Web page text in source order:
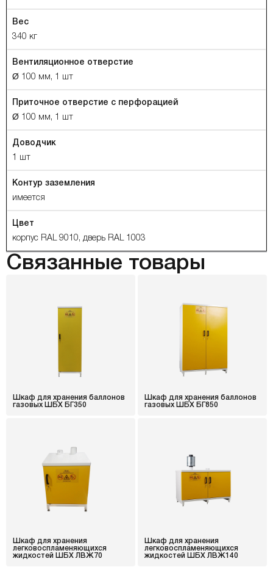
Вес
340 кг
Вентиляционное отверстие
Ø 100 мм, 1 шт
Приточное отверстие с перфорацией
Ø 100 мм, 1 шт
Доводчик
1 шт
Контур заземления
имеется
Цвет
корпус RAL 9010, дверь RAL 1003
Связанные товары
Шкаф для хранения баллонов
газовых ШБХ БГ350
Шкаф для хранения баллонов
газовых ШБХ БГ850
Шкаф для хранения
легковоспламеняющихся
жидкостей ШБХ ЛВЖ70
Шкаф для хранения
легковоспламеняющихся
жидкостей ШБХ ЛВЖ140